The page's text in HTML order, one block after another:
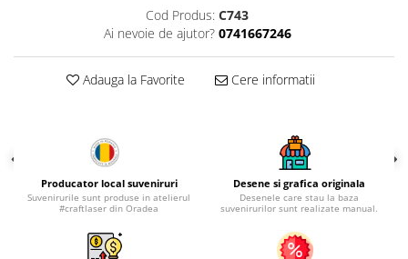
Cod Produs: C743
Ai nevoie de ajutor? 0741667246
Adauga la Favorite Cere informatii
Producator local suveniruri
Suvenirurile sunt produse in atelierul
#craftlaser din Oradea
Desene si grafica originala
Desenele care stau la baza
suvenirurilor sunt realizate manual.